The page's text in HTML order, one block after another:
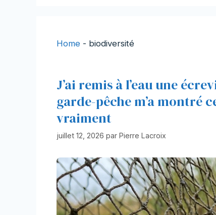
Home - biodiversité
J’ai remis à l’eau une
garde-pêche m’a montré
vraiment
juillet 12, 2026 par Pierre Lacroix